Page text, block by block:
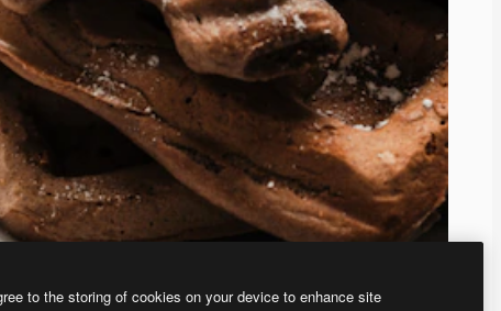
to the storing of cookies on your device to enhance site